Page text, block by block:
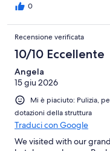
0
Recensione verificata
10/10 Eccellente
Angela
15 giu 2026
Mi è piaciuto: Pulizia,
dotazioni della struttura
Traduci con Google
We visited with our